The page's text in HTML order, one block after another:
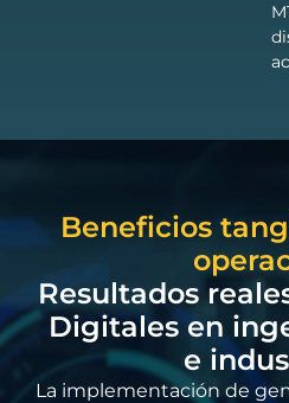
Beneficios
Resultados
Digitales en
e
La implementación de